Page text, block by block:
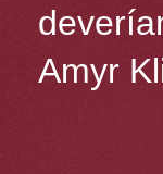
Amyr